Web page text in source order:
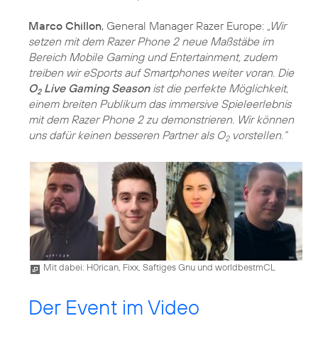
Marco Chillon, General Manager Razer Europe: „Wir
setzen mit dem Razer Phone 2 neue Maßstäbe im
Bereich Mobile Gaming und Entertainment, zudem
treiben wir eSports auf Smartphones weiter voran. Die
O2Live Gaming Seasonist die perfekte Möglichkeit,
einem breiten Publikum das immersive Spieleerlebnis
mit dem Razer Phone 2 zu demonstrieren. Wir können
uns dafür keinen besseren Partner als O2vorstellen.“
Mit dabei: H0rican, Fixx, Saftiges Gnu und worldbestmCL
Der Event im Video